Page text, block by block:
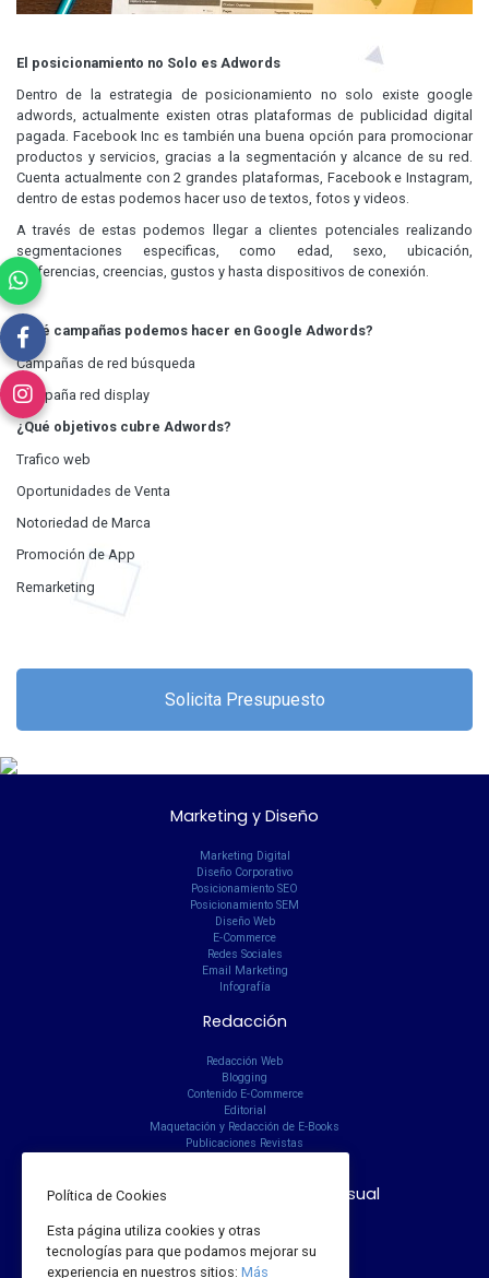
El posicionamiento no Solo es Adwords
Dentro de la estrategia de posicionamiento no solo existe google
adwords, actualmente existen otras plataformas de publicidad digital
pagada. Facebook Inc es también una buena opción para promocionar
productos y servicios, gracias a la segmentación y alcance de su red.
Cuenta actualmente con 2 grandes plataformas, Facebook e Instagram,
dentro de estas podemos hacer uso de textos, fotos y videos.
A través de estas podemos llegar a clientes potenciales realizando
segmentaciones especificas, como edad, sexo, ubicación,
preferencias, creencias, gustos y hasta dispositivos de conexión.
¿Qué campañas podemos hacer en Google Adwords?
Campañas de red búsqueda
Campaña red display
¿Qué objetivos cubre Adwords?
Trafico web
Oportunidades de Venta
Notoriedad de Marca
Promoción de App
Remarketing
Solicita Presupuesto
Marketing y Diseño
Marketing Digital
Diseño Corporativo
Posicionamiento SEO
Posicionamiento SEM
Diseño Web
E-Commerce
Redes Sociales
Email Marketing
Infografía
Redacción
Redacción Web
Blogging
Contenido E-Commerce
Editorial
Maquetación y Redacción de E-Books
Publicaciones Revistas
Fotografía y Comunicación Visual
Fotografía para Bodas
Fotografía para Bautizos
Fotografía para Comuniones
Política de Cookies
Esta página utiliza cookies y otras
tecnologías para que podamos mejorar su
experiencia en nuestros sitios: Más